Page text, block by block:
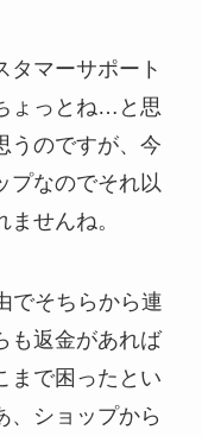
タマーサポート
ょっとね…と思
うのですが、今
プなのでそれ以
せんね。
でそちらから連
も返金があれば
まで困ったとい
、ショップから